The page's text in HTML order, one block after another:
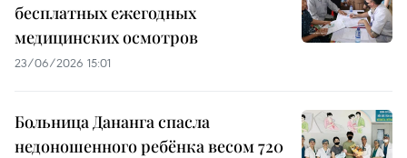
бесплатных ежегодных
медицинских осмотров
23/06/2026 15:01
Больница Дананга спасла
недоношенного ребёнка весом 720